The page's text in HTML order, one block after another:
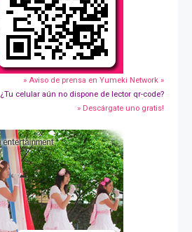
» Aviso de prensa en Yumeki Network »
¿Tu celular aún no dispone de lector qr-code?
» Descárgate uno gratis!